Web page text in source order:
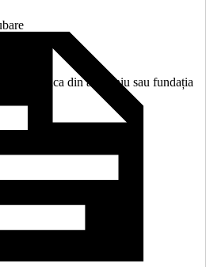
și placa din aluminiu sau fundația